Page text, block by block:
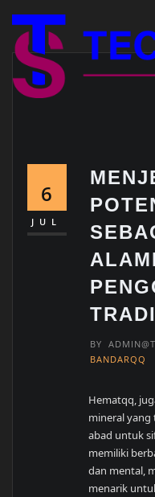
content
6
JUL
BY
BANDARQQ
Hematqq,
mineral yang
abad untuk
memiliki
dan mental,
menarik